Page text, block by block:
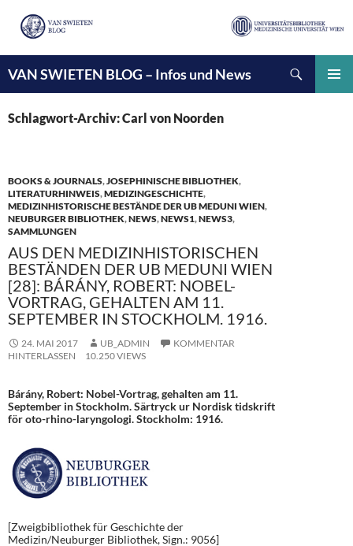
VAN SWIETEN BLOG – Infos und News
INHALT
SPRINGEN
Schlagwort-Archiv: Carl von Noorden
BOOKS & JOURNALS,JOSEPHINISCHE BIBLIOTHEK,
LITERATURHINWEIS,MEDIZINGESCHICHTE,
MEDIZINHISTORISCHE BESTÄNDE DER UB MEDUNI WIEN,
NEUBURGER BIBLIOTHEK,NEWS,NEWS1,NEWS3,
SAMMLUNGEN
AUS DEN MEDIZINHISTORISCHEN
BESTÄNDEN DER UB MEDUNI WIEN
[28]: BÁRÁNY, ROBERT: NOBEL-
VORTRAG, GEHALTEN AM 11.
SEPTEMBER IN STOCKHOLM. 1916.
24. MAI 2017 UB_ADMIN
KOMMENTAR
HINTERLASSEN
10.250 VIEWS
Bárány, Robert: Nobel-Vortrag, gehalten am 11.
September in Stockholm. Särtryck ur Nordisk tidskrift
för oto-rhino-laryngologi. Stockholm: 1916.
[Zweigbibliothek für Geschichte der
Medizin/Neuburger Bibliothek, Sign.: 9056]